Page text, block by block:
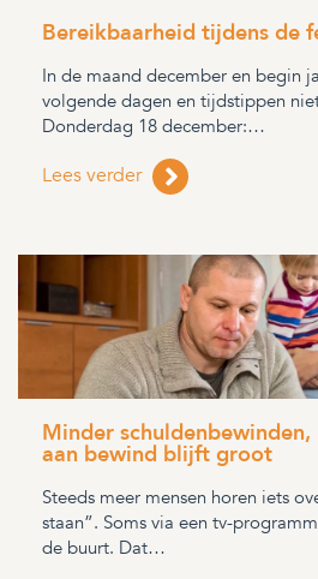
Bereikbaarheid tijdens de
In de maand december en begin
volgende dagen en tijdstippen
Donderdag 18 december:…
Lees verder
Minder
aan bewind blijft groot
Steeds meer mensen horen iets
staan”. Soms via een tv-
de buurt. Dat…